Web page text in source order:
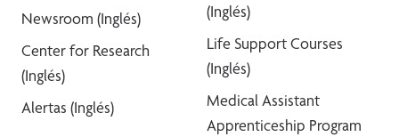
Newsroom (Inglés)
Center for Research
(Inglés)
Alertas (Inglés)
(Inglés)
Life Support Courses
(Inglés)
Medical Assistant
Apprenticeship Program